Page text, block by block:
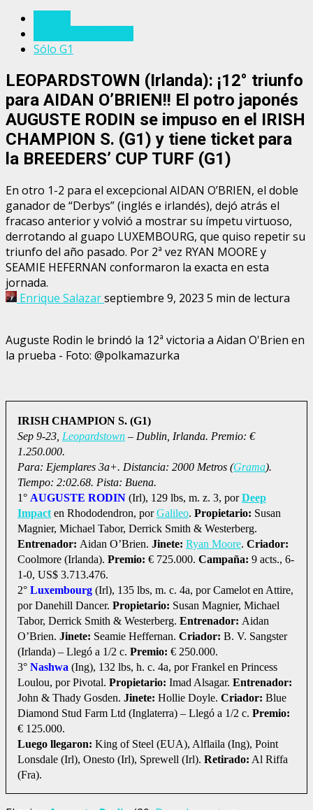
Sólo G1
LEOPARDSTOWN (Irlanda): ¡12° triunfo
para AIDAN O’BRIEN!! El potro japonés
AUGUSTE RODIN se impuso en el IRISH
CHAMPION S. (G1) y tiene ticket para
la BREEDERS’ CUP TURF (G1)
En otro 1-2 para el excepcional AIDAN O’BRIEN, el doble
ganador de “Derbys” (inglés e irlandés), dejó atrás el
fracaso anterior y volvió a mostrar su ímpetu virtuoso,
derrotando al guapo LUXEMBOURG, que quiso repetir su
triunfo del año pasado. Por 2ª vez RYAN MOORE y
SEAMIE HEFERNAN conformaron la exacta en esta
jornada.
Enrique Salazarseptiembre 9, 2023 5 min de lectura
Auguste Rodin le brindó la 12ª victoria a Aidan O'Brien en
la prueba - Foto: @polkamazurka
IRISH CHAMPION S. (G1)
Sep 9-23, Leopardstown – Dublin, Irlanda. Premio: €
1.250.000.
Para: Ejemplares 3a+. Distancia: 2000 Metros (Grama).
Tiempo: 2:02.68. Pista: Buena.
1° AUGUSTE RODIN (Irl), 129 lbs, m. z. 3, porDeep
Impact en Rhododendron, porGalileo. Propietario: Susan
Magnier, Michael Tabor, Derrick Smith & Westerberg.
Entrenador: Aidan O’Brien. Jinete: Ryan Moore. Criador:
Coolmore (Irlanda). Premio: € 725.000. Campaña: 9 acts., 6-
1-0, US$ 3.713.476.
2° Luxembourg (Irl), 135 lbs, m. c. 4a, por Camelot en Attire,
por Danehill Dancer. Propietario: Susan Magnier, Michael
Tabor, Derrick Smith & Westerberg. Entrenador: Aidan
O’Brien. Jinete: Seamie Heffernan. Criador: B. V. Sangster
(Irlanda) – Llegó a 1/2 c. Premio: € 250.000.
3° Nashwa (Ing), 132 lbs, h. c. 4a, por Frankel en Princess
Loulou, por Pivotal. Propietario: Imad Alsagar. Entrenador:
John & Thady Gosden. Jinete: Hollie Doyle. Criador: Blue
Diamond Stud Farm Ltd (Inglaterra) – Llegó a 1/2 c. Premio:
€ 125.000.
Luego llegaron: King of Steel (EUA), Alflaila (Ing), Point
Lonsdale (Irl), Onesto (Irl), Sprewell (Irl). Retirado: Al Riffa
(Fra).